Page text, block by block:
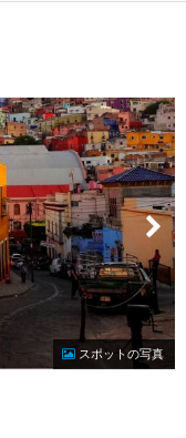
スポットの写真